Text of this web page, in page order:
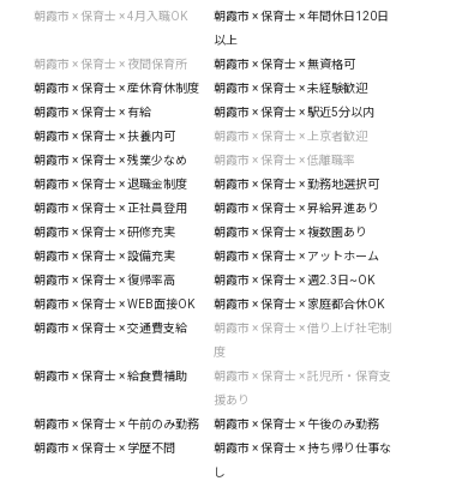
朝霞市 × 保育士 × 4月入職OK
朝霞市 × 保育士 × 年間休日120日
以上
朝霞市 × 保育士 × 夜間保育所
朝霞市 × 保育士 × 無資格可
朝霞市 × 保育士 × 産休育休制度
朝霞市 × 保育士 × 未経験歓迎
朝霞市 × 保育士 × 有給
朝霞市 × 保育士 × 駅近5分以内
朝霞市 × 保育士 × 扶養内可
朝霞市 × 保育士 × 上京者歓迎
朝霞市 × 保育士 × 残業少なめ
朝霞市 × 保育士 × 低離職率
朝霞市 × 保育士 × 退職金制度
朝霞市 × 保育士 × 勤務地選択可
朝霞市 × 保育士 × 正社員登用
朝霞市 × 保育士 × 昇給昇進あり
朝霞市 × 保育士 × 研修充実
朝霞市 × 保育士 × 複数園あり
朝霞市 × 保育士 × 設備充実
朝霞市 × 保育士 × アットホーム
朝霞市 × 保育士 × 復帰率高
朝霞市 × 保育士 × 週2.3日~OK
朝霞市 × 保育士 × WEB面接OK
朝霞市 × 保育士 × 家庭都合休OK
朝霞市 × 保育士 × 交通費支給
朝霞市 × 保育士 × 借り上げ社宅制
度
朝霞市 × 保育士 × 給食費補助
朝霞市 × 保育士 × 託児所・保育支
援あり
朝霞市 × 保育士 × 午前のみ勤務
朝霞市 × 保育士 × 午後のみ勤務
朝霞市 × 保育士 × 学歴不問
朝霞市 × 保育士 × 持ち帰り仕事な
し